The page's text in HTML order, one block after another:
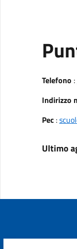
Telefono :
Indirizzo
Pec:
Ultimo